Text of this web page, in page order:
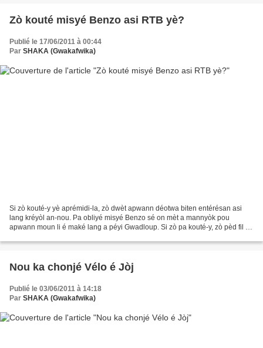
Zò kouté misyé Benzo asi RTB yè?
Publié le 17/06/2011 à 00:44
Par SHAKA (Gwakafwika)
Si zò kouté-y yè aprémidi-la, zò dwèt apwann déotwa biten entérésan asi
lang kréyòl an-nou. Pa obliyé misyé Benzo sé on mèt a mannyòk pou
apwann moun li é maké lang a péyi Gwadloup. Si zò pa kouté-y, zò pèd fil a-
Nou ka chonjé Vélo é Jòj
Publié le 03/06/2011 à 14:18
Par SHAKA (Gwakafwika)